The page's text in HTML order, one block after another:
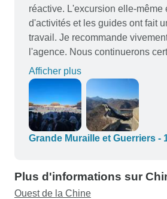
réactive. L'excursion elle-même
d'activités et les guides ont fait
travail. Je recommande
l'agence. Nous continuerons
réserver par l'intermédiaire de
très pratique !
Afficher plus
Grande Muraille et Guerriers -
Plus d'informations sur
Ouest de la Chine